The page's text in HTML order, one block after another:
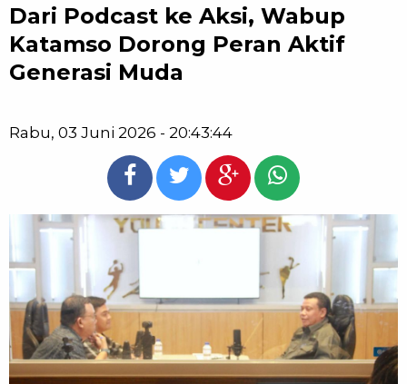
Dari Podcast ke Aksi, Wabup
Katamso Dorong Peran Aktif
Generasi Muda
Rabu, 03 Juni 2026 - 20:43:44